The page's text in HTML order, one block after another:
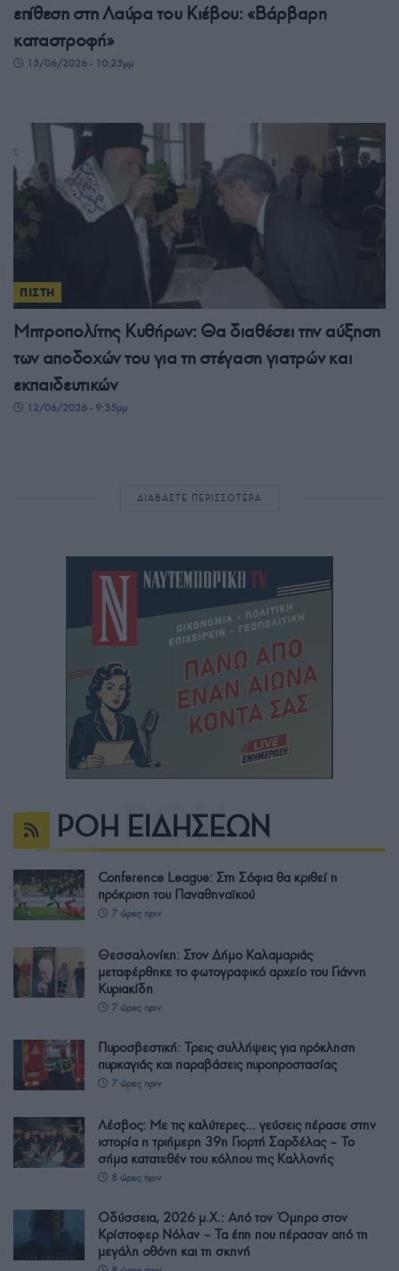
επίθεση στη Λαύρα του Κιέβου: «Βάρβαρη
καταστροφή»
15/06/2026 - 10:25μμ
ΠΙΣΤΗ
Μητροπολίτης Κυθήρων: Θα διαθέσει την αύξηση
των αποδοχών του για τη στέγαση γιατρών και
εκπαιδευτικών
12/06/2026 - 9:35μμ
ΔΙΑΒΑΣΤΕ ΠΕΡΙΣΣΟΤΕΡΑ
ΡΟΗ ΕΙΔΗΣΕΩΝ
Conference League: Στη Σόφια θα κριθεί η
πρόκριση του Παναθηναϊκού
7 ώρες πριν
Θεσσαλονίκη: Στον Δήμο Καλαμαριάς
μεταφέρθηκε το φωτογραφικό αρχείο του Γιάννη
Κυριακίδη
7 ώρες πριν
Πυροσβεστική: Τρεις συλλήψεις για πρόκληση
πυρκαγιάς και παραβάσεις πυροπροστασίας
7 ώρες πριν
Λέσβος: Με τις καλύτερες… γεύσεις πέρασε στην
ιστορία η τριήμερη 39η Γιορτή Σαρδέλας – Το
σήμα κατατεθέν του κόλπου της Καλλονής
8 ώρες πριν
Οδύσσεια, 2026 μ.Χ.: Από τον Όμηρο στον
Κρίστοφερ Νόλαν – Τα έπη που πέρασαν από τη
μεγάλη οθόνη και τη σκηνή